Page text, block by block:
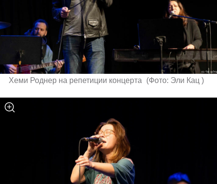
Хеми Роднер на репетиции концерта (Фото: Эли Кац )